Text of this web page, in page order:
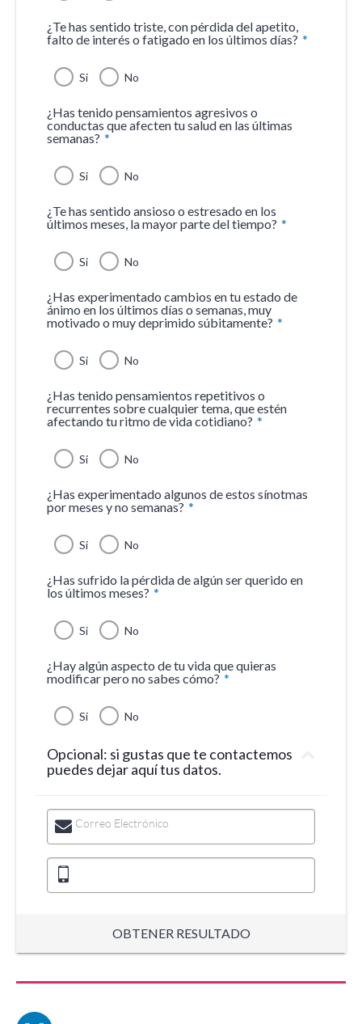
¿Te has sentido triste, con pérdida del apetito,
falto de interés o fatigado en los últimos días? *
Si No
¿Has tenido pensamientos agresivos o
conductas que afecten tu salud en las últimas
semanas? *
Si No
¿Te has sentido ansioso o estresado en los
últimos meses, la mayor parte del tiempo? *
Si No
¿Has experimentado cambios en tu estado de
ánimo en los últimos días o semanas, muy
motivado o muy deprimido súbitamente? *
Si No
¿Has tenido pensamientos repetitivos o
recurrentes sobre cualquier tema, que estén
afectando tu ritmo de vida cotidiano? *
Si No
¿Has experimentado algunos de estos sínotmas
por meses y no semanas? *
Si No
¿Has sufrido la pérdida de algún ser querido en
los últimos meses? *
Si No
¿Hay algún aspecto de tu vida que quieras
modificar pero no sabes cómo? *
Si No
Opcional: si gustas que te contactemos
puedes dejar aquí tus datos.
Correo Electrónico
OBTENER RESULTADO